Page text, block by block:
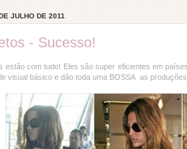
JULHO DE 2011
- Sucesso!
estão com tudo! Eles são super eficientes em
visual básico e dão toda uma BOSSA as